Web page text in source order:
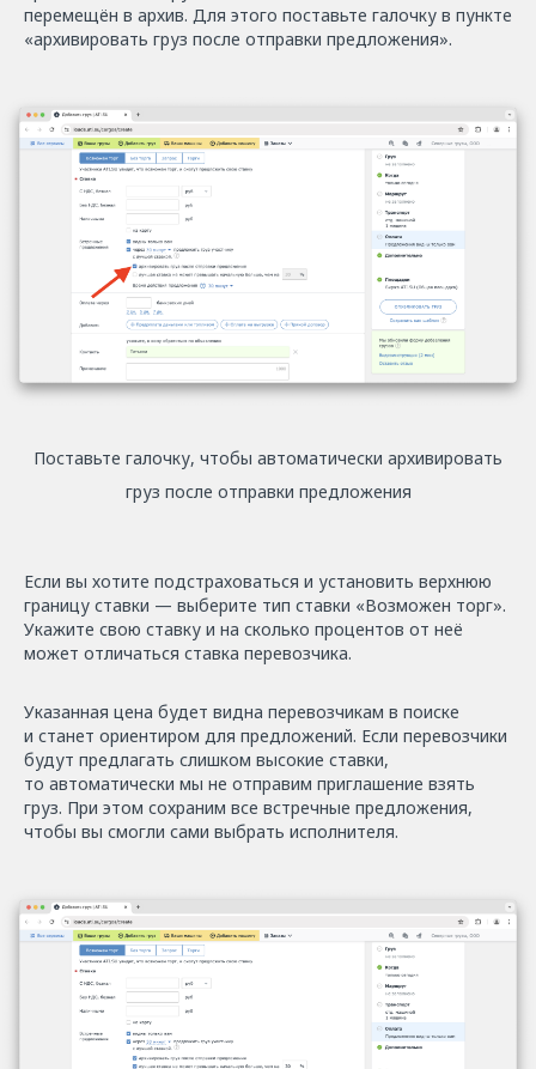
перемещён в архив. Для этого поставьте галочку в пункте
«архивировать груз после отправки предложения».
Поставьте галочку, чтобы автоматически архивировать
груз после отправки предложения
Если вы хотите подстраховаться и установить верхнюю
границу ставки — выберите тип ставки «Возможен торг».
Укажите свою ставку и на сколько процентов от неё
может отличаться ставка перевозчика.
Указанная цена будет видна перевозчикам в поиске
и станет ориентиром для предложений. Если перевозчики
будут предлагать слишком высокие ставки,
то автоматически мы не отправим приглашение взять
груз. При этом сохраним все встречные предложения,
чтобы вы смогли сами выбрать исполнителя.